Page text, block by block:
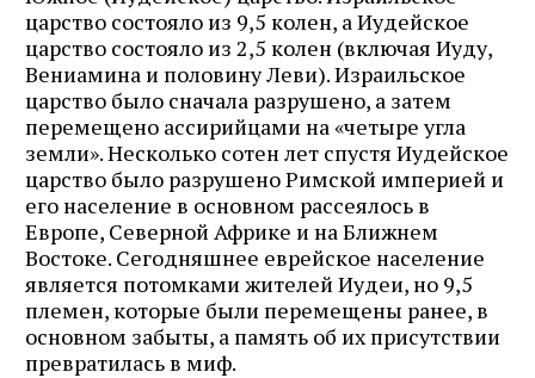
царство состояло из 9,5 колен, а Иудейское
царство состояло из 2,5 колен (включая Иуду,
Вениамина и половину Леви). Израильское
царство было сначала разрушено, а затем
перемещено ассирийцами на «четыре угла
земли». Несколько сотен лет спустя Иудейское
царство было разрушено Римской империей и
его население в основном рассеялось в
Европе, Северной Африке и на Ближнем
Востоке. Сегодняшнее еврейское население
является потомками жителей Иудеи, но 9,5
племен, которые были перемещены ранее, в
основном забыты, а память об их присутствии
превратилась в миф.